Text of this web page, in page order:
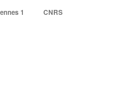
1 CNRS